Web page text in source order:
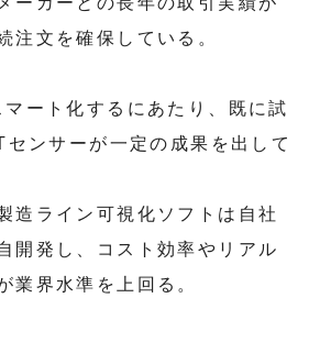
注文を確保している。
ート化するにあたり、既に試
ンサーが一定の成果を出して
造ライン可視化ソフトは自社
開発し、コスト効率やリアル
業界水準を上回る。